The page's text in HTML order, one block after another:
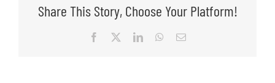
Share This Story, Choose Your Platform!
Facebook LinkedInWhatsApp
Email